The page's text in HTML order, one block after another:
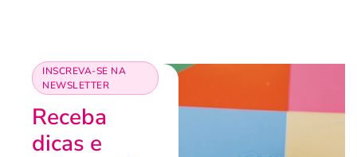
INSCREVA-SE NA
NEWSLETTER
Receba
dicas e